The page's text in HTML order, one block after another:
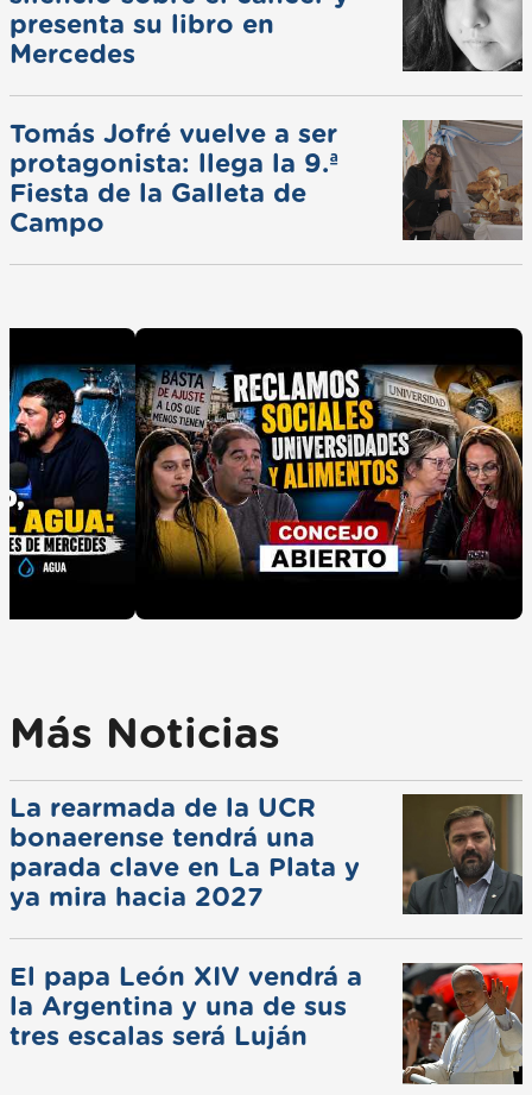
presenta su libro en
Mercedes
Tomás Jofré vuelve a ser
protagonista: llega la 9.ª
Fiesta de la Galleta de
Campo
Más Noticias
La rearmada de la UCR
bonaerense tendrá una
parada clave en La Plata y
ya mira hacia 2027
El papa León XIV vendrá a
la Argentina y una de sus
tres escalas será Luján